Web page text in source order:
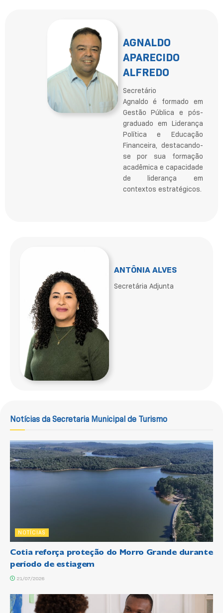
AGNALDO
APARECIDO
ALFREDO
Secretário
Agnaldo é formado em
Gestão Pública e pós-
graduado em Liderança
Política e Educação
Financeira, destacando-
se por sua formação
acadêmica e capacidade
de liderança em
contextos estratégicos.
ANTÔNIA ALVES
Secretária Adjunta
Notícias da Secretaria Municipal de Turismo
NOTÍCIAS
Cotia reforça proteção do Morro Grande durante
período de estiagem
21/07/2026